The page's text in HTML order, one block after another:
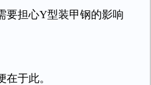
要担心Y型装甲钢的影响
于此。